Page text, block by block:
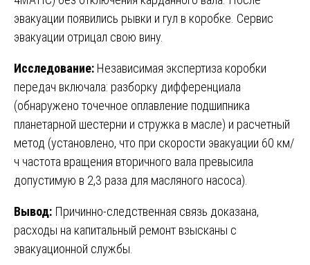
эвакуации появились рывки и гул в коробке. Сервис
эвакуации отрицал свою вину.
Исследование: Независимая экспертиза коробки
передач включала: разборку дифференциала
(обнаружено точечное оплавление подшипника
планетарной шестерни и стружка в масле) и расчетный
метод (установлено, что при скорости эвакуации 60 км/
ч частота вращения вторичного вала превысила
допустимую в 2,3 раза для масляного насоса).
Вывод: Причинно-следственная связь доказана,
расходы на капитальный ремонт взысканы с
эвакуационной службы.